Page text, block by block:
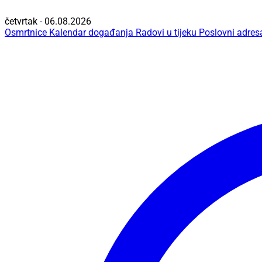
četvrtak - 06.08.2026
Osmrtnice Kalendar događanja Radovi u tijeku Poslovni